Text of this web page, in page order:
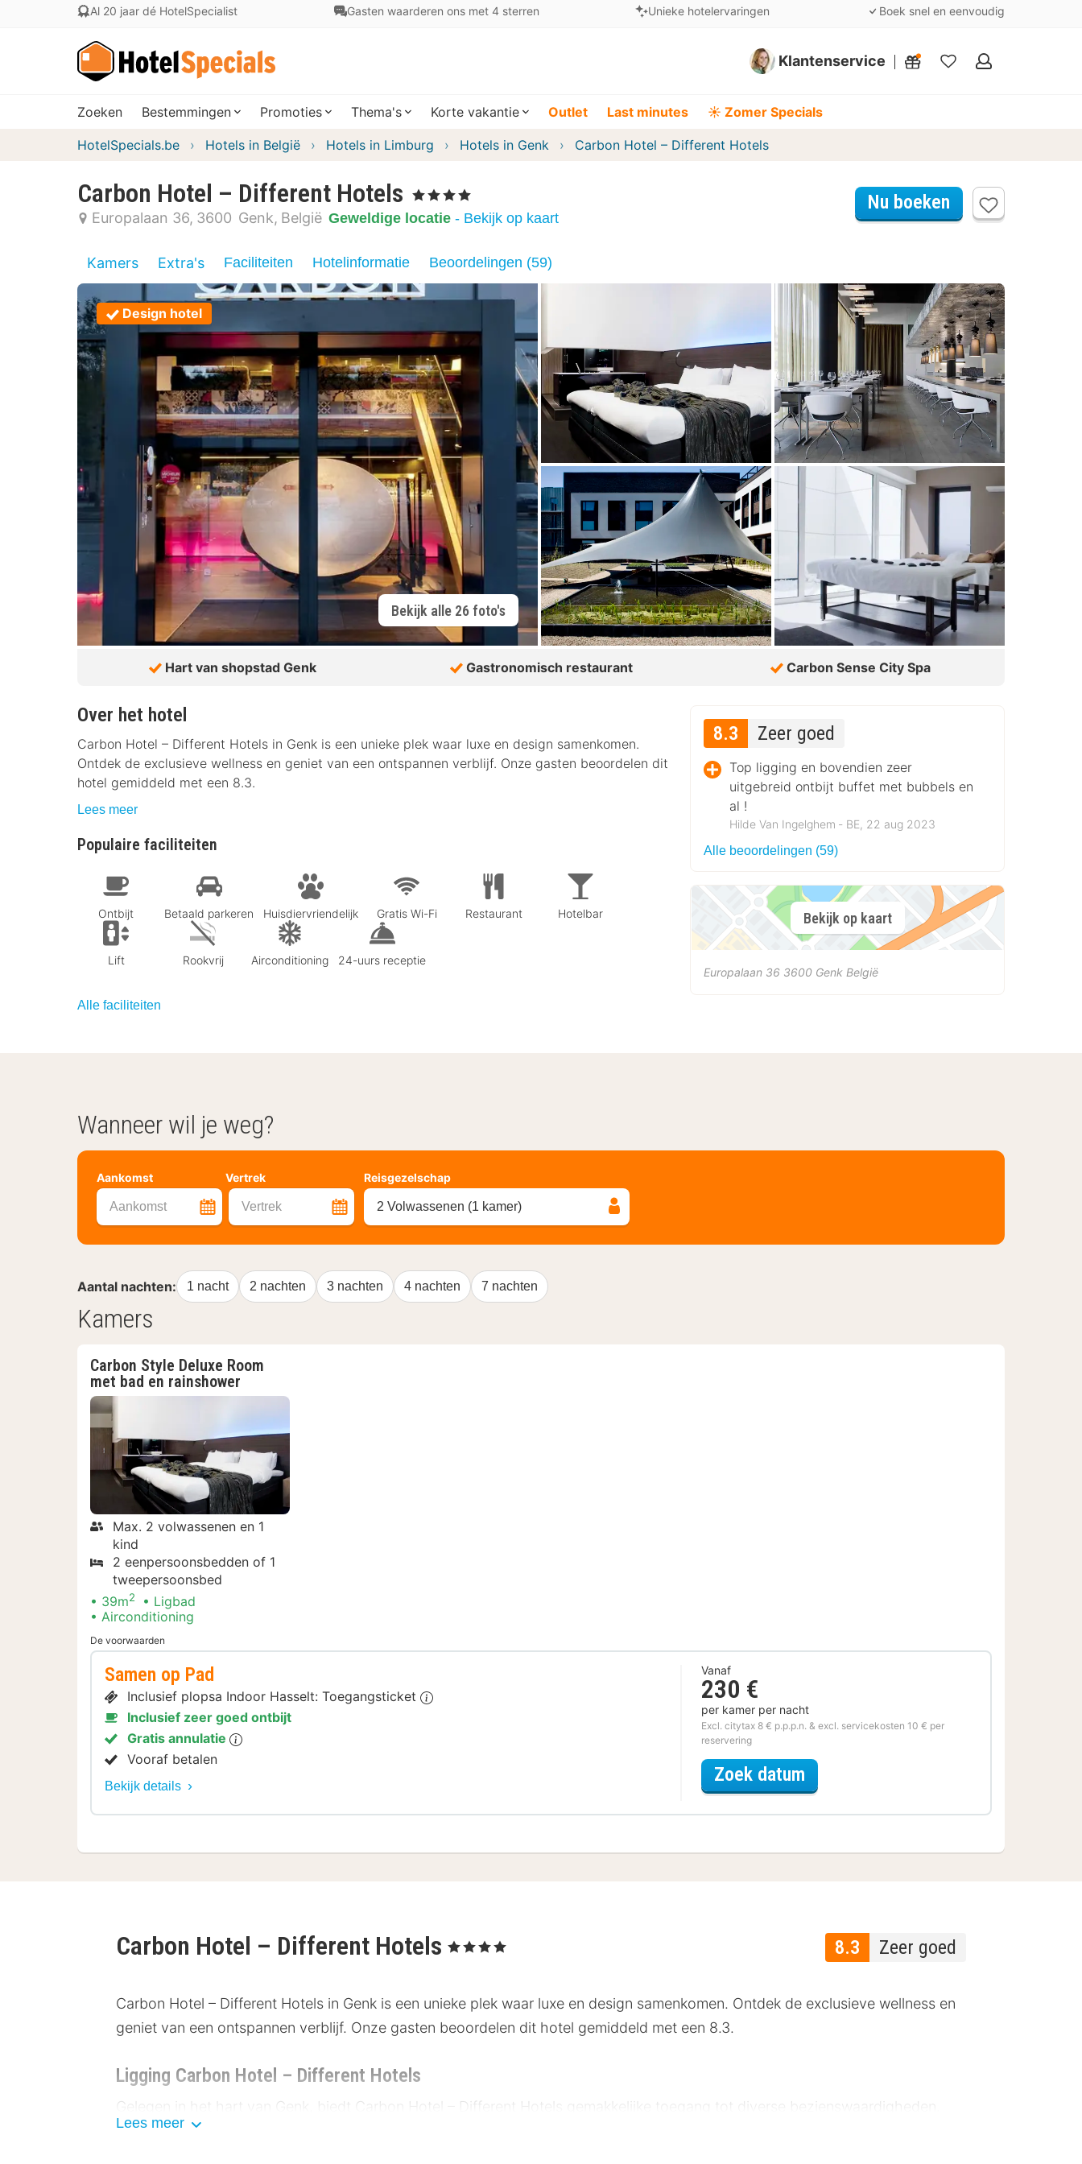
Al 20 jaar dé HotelSpecialist Gasten waarderen ons met 4 sterren Unieke hotelervaringen Boek snel en eenvoudig
Klantenservice
Mijn
Zoeken Bestemmingen Promoties Thema's Korte vakantie Outlet Last minutes ☀️ Zomer Specials
HotelSpecials.be Hotels in België Hotels in Limburg Hotels in Genk Carbon Hotel – Different Hotels
Carbon Hotel – Different Hotels , 4 Sterren
Europalaan 36 3600 Genk België Geweldige locatie - Bekijk op kaart
Nu boeken
Kamers Extra's Faciliteiten Hotelinformatie Beoordelingen (59)
Design hotel
Bekijk alle 26 foto's
Hart van shopstad Genk Gastronomisch restaurant Carbon Sense City Spa
Over het hotel
Carbon Hotel – Different Hotels in Genk is een unieke plek waar luxe en design samenkomen.
Ontdek de exclusieve wellness en geniet van een ontspannen verblijf. Onze gasten beoordelen dit
hotel gemiddeld met een 8.3.
Lees meer
Populaire faciliteiten
Ontbijt Betaald parkeren Huisdiervriendelijk Gratis Wi-Fi Restaurant Hotelbar
Lift Rookvrij Airconditioning 24-uurs receptie
Alle faciliteiten
8.3 Zeer goed
Top ligging en bovendien zeer
uitgebreid ontbijt buffet met bubbels en
al !
Hilde Van Ingelghem ‐ BE, 22 aug 2023
Alle beoordelingen (59)
Bekijk op kaart
Europalaan 36 3600 Genk België
Wanneer wil je weg?
Aankomst Vertrek
Aankomst Vertrek
Reisgezelschap
2 Volwassenen (1 kamer)
Aantal nachten: 1 nacht 2 nachten 3 nachten 4 nachten 7 nachten
Kamers
Carbon Style Deluxe Room
met bad en rainshower
Max. 2 volwassenen en 1
kind
2 eenpersoonsbedden of 1
tweepersoonsbed
39m2
Ligbad
Airconditioning
De voorwaarden
Samen op Pad
Inclusief plopsa Indoor Hasselt: Toegangsticket
Inclusief zeer goed ontbijt
Gratis annulatie
Vooraf betalen
Bekijk details
Vanaf
230 €
per kamer per nacht
Excl. citytax 8 € p.p.p.n. & excl. servicekosten 10 € per
reservering
Zoek datum
8.3 Zeer goed
Carbon Hotel – Different Hotels , 4 Sterren
Carbon Hotel – Different Hotels in Genk is een unieke plek waar luxe en design samenkomen. Ontdek de exclusieve wellness en
geniet van een ontspannen verblijf. Onze gasten beoordelen dit hotel gemiddeld met een 8.3.
Ligging Carbon Hotel – Different Hotels
Gelegen in het hart van Genk, biedt Carbon Hotel – Different Hotels gemakkelijke toegang tot diverse bezienswaardigheden.
Ontdek de omgeving met deze hoogtepunten:
Lees meer